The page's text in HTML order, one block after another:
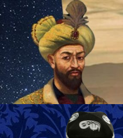
Skip
to
content